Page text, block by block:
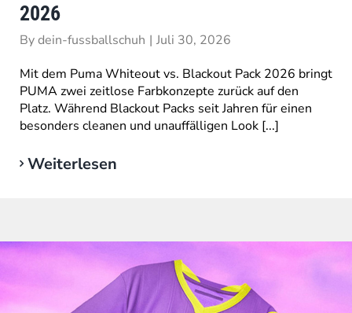
2026
Bydein-fussballschuh | Juli 30, 2026
Mit dem Puma Whiteout vs. Blackout Pack 2026 bringt
PUMA zwei zeitlose Farbkonzepte zurück auf den
Platz. Während Blackout Packs seit Jahren für einen
besonders cleanen und unauffälligen Look [...]
Weiterlesen